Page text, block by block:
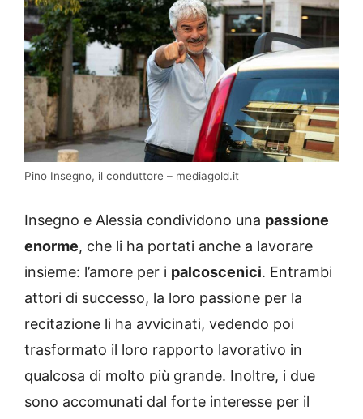
Pino Insegno, il conduttore – mediagold.it
Insegno e Alessia condividono una passione
enorme, che li ha portati anche a lavorare
insieme: l’amore per i palcoscenici. Entrambi
attori di successo, la loro passione per la
recitazione li ha avvicinati, vedendo poi
trasformato il loro rapporto lavorativo in
qualcosa di molto più grande. Inoltre, i due
sono accomunati dal forte interesse per il